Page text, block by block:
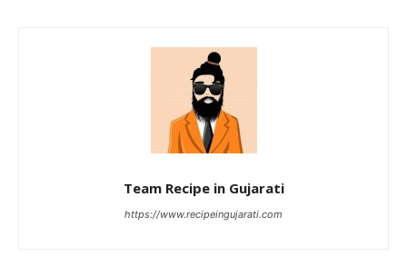
Team Recipe in Gujarati
https://www.recipeingujarati.com